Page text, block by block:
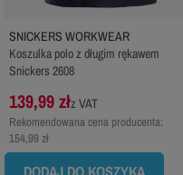
SNICKERS WORKWEAR
Koszulka polo z długim rękawem
Snickers 2608
139,99 złz VAT
Rekomendowana cena producenta:
154,99 zł